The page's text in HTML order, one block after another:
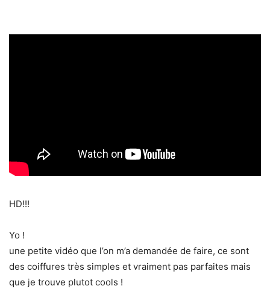
HD!!!
Yo !
une petite vidéo que l’on m’a demandée de faire, ce sont
des coiffures très simples et vraiment pas parfaites mais
que je trouve plutot cools !